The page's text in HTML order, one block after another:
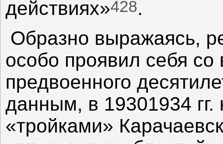
действиях»428.
Образно выражаясь,
особо проявил себя
предвоенного
данным, в 19301934
«тройками»